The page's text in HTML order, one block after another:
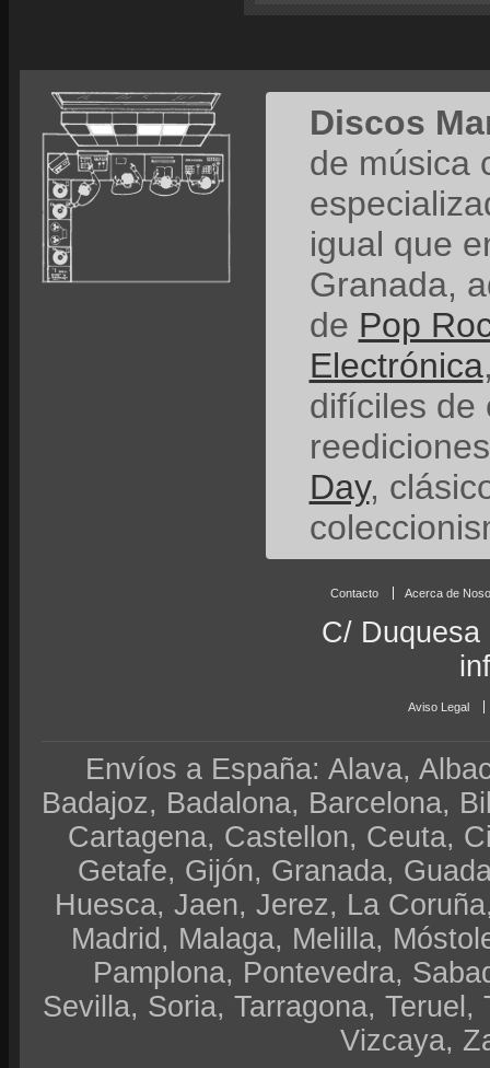
Discos
de música
igual que
Granada,
de Pop
Electrónica
difíciles de
Day,
Contacto Acerca de
C/ Duquesa
Aviso Legal
Envíos a España: Alava,
Badajoz, Badalona, Barcelona,
Cartagena, Castellon, Ceuta,
Getafe, Gijón, Granada,
Huesca, Jaen, Jerez, La
Madrid, Malaga, Melilla,
Pamplona, Pontevedra,
Sevilla, Soria, Tarragona,
Vizcaya,